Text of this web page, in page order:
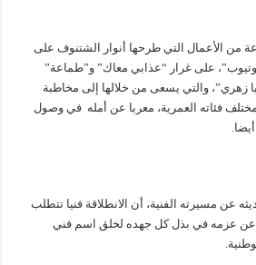
من الأعمال التي طرحها أنوار الشتنوف على
على غرار “عذابي معاك” و”طماعة”
والتي يسعى من خلالها إلى مخاطبة
فئاته العمرية، معربا عن أمله في وصول
عن مسيرته الفنية، أن الانطلاقة فنيا تتطلب
عن عزمه في بذل كل جهده لخلق اسم فني